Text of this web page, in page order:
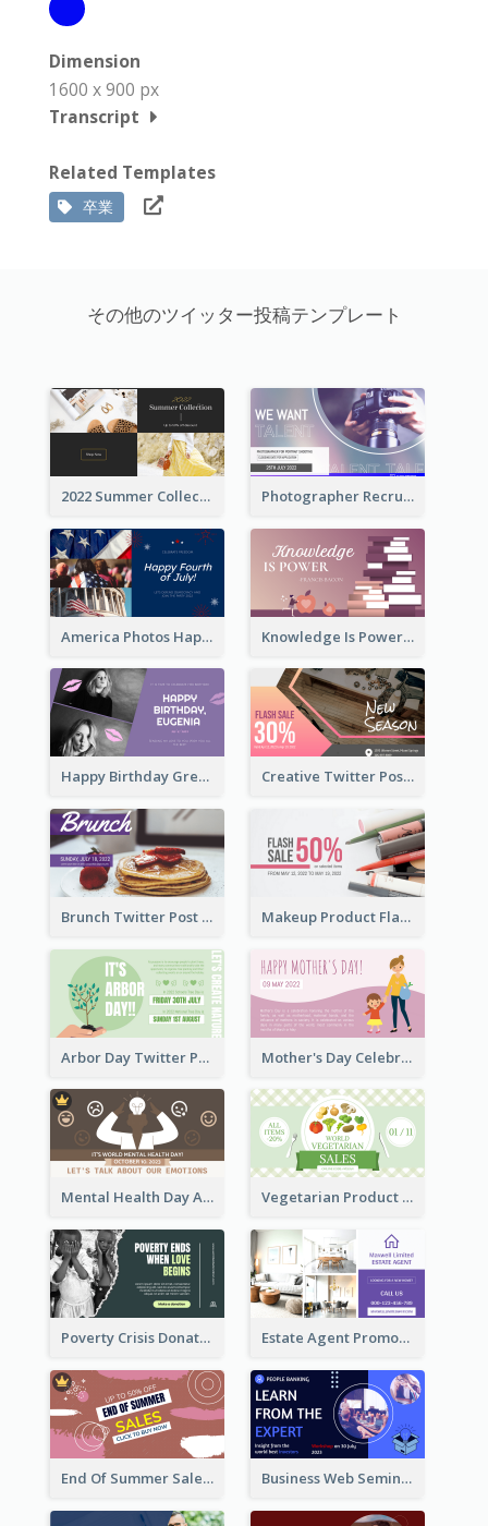
Dimension
1600 x 900 px
Transcript
Related Templates
卒業
その他のツイッター投稿テンプレート
2022 Summer Collection Discount Twitter Post Photographer Recruit Twitter Post
America Photos Happy 4th Of July Twitter Post Knowledge Is Power Quote Twitter Post
Happy Birthday Greetings Lips Stickers Twitter Post Creative Twitter Post
Brunch Twitter Post Makeup Product Flash Sale Twitter Post
Arbor Day Twitter Post Mother's Day Celebration Twitter Post
Mental Health Day Awareness Twitter Post Vegetarian Product Discount Twitter Post
Poverty Crisis Donation Twitter Post Estate Agent Promote Twitter Post Design Idea
End Of Summer Sale Twitter Post Design Idea Business Web Seminar Twitter Post Design Idea